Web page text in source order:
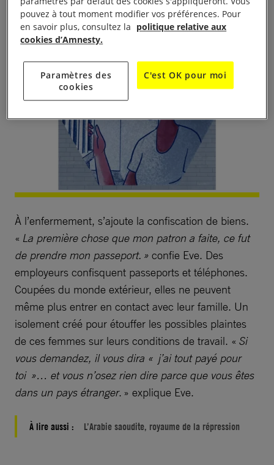
esclave.»
À l’enfermement, s’ajoute la confiscation de biens.
« La première chose que mon patron a faite, ce fut
de prendre mon passeport. » confie Eve. Des
employeurs confisquent passeports et téléphones.
Coupées du monde extérieur, elles ne peuvent
même plus entrer en contact avec leur famille. Un
isolement créé pour étouffer les possibles plaintes
de ces femmes sur leurs conditions de travail. « Si
vous demandez, il vous dira « j’ai tout payé pour
toi »… et vous n’osez rien dire parce que vous êtes
dans un pays étranger. » explique Eve.
À lire aussi : L’Arabie saoudite, royaume de la répression
pouvez à tout moment modifier vos préférences. Pour
en savoir plus, consultez la politique relative aux
cookies d’Amnesty.
Paramètres des
cookies
C'est OK pour moi